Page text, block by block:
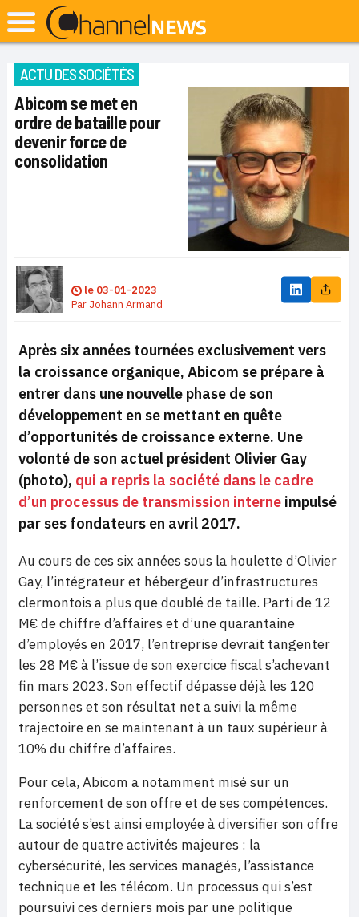
ACTU DES SOCIÉTÉS
Abicom se met en
ordre de bataille pour
devenir force de
consolidation
le 03-01-2023
Par Johann Armand
Après six années tournées exclusivement vers
la croissance organique, Abicom se prépare à
entrer dans une nouvelle phase de son
développement en se mettant en quête
d’opportunités de croissance externe. Une
volonté de son actuel président Olivier Gay
(photo), qui a repris la société dans le cadre
d’un processus de transmission interne impulsé
par ses fondateurs en avril 2017.
Au cours de ces six années sous la houlette d’Olivier
Gay, l’intégrateur et hébergeur d’infrastructures
clermontois a plus que doublé de taille. Parti de 12
M€ de chiffre d’affaires et d’une quarantaine
d’employés en 2017, l’entreprise devrait tangenter
les 28 M€ à l’issue de son exercice fiscal s’achevant
fin mars 2023. Son effectif dépasse déjà les 120
personnes et son résultat net a suivi la même
trajectoire en se maintenant à un taux supérieur à
10% du chiffre d’affaires.
Pour cela, Abicom a notamment misé sur un
renforcement de son offre et de ses compétences.
La société s’est ainsi employée à diversifier son offre
autour de quatre activités majeures : la
cybersécurité, les services managés, l’assistance
technique et les télécom. Un processus qui s’est
poursuivi ces derniers mois par une politique